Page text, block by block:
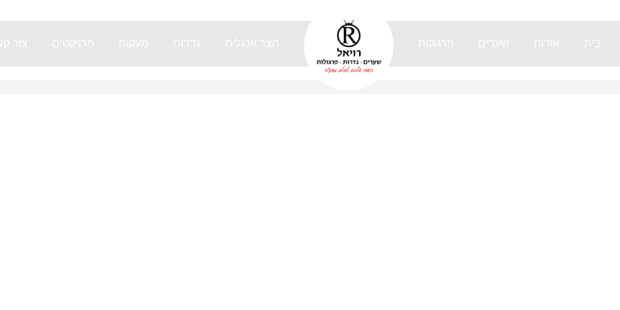
בית אודות שערים פרגולות חצר אנגלית גדרות מעקות פרויקטים צור